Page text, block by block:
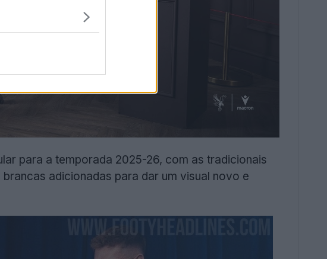
para a temporada 2025-26, com as tradicionais
adicionadas para dar um visual novo e